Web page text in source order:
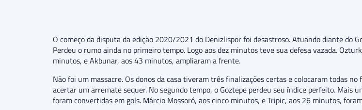
O começo da disputa da edição 2020/2021 do Denizlispor foi desastroso. Atuando diante do
Perdeu o rumo ainda no primeiro tempo. Logo aos dez minutos teve sua defesa vazada.
minutos, e Akbunar, aos 43 minutos, ampliaram a frente.
Não foi um massacre. Os donos da casa tiveram três finalizações certas e colocaram todas
acertar um arremate sequer. No segundo tempo, o Goztepe perdeu seu índice perfeito. Mais
foram convertidas em gols. Márcio Mossoró, aos cinco minutos, e Tripic, aos 26 minutos,